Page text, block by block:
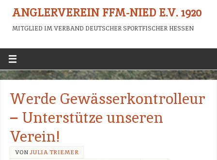
ANGLERVEREIN FFM-NIED E.V. 1920
MITGLIED IM VERBAND DEUTSCHER SPORTFISCHER HESSEN
Werde Gewässerkontrolleur
– Unterstütze unseren
Verein!
VON JULIA TRIEMER